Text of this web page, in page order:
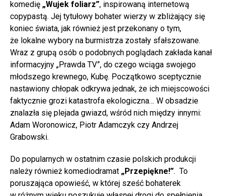
komedię „Wujek foliarz”, inspirowaną internetową
copypastą. Jej tytułowy bohater wierzy w zbliżający się
koniec świata, jak również jest przekonany o tym,
że lokalne wybory na burmistrza zostały sfałszowane.
Wraz z grupą osób o podobnych poglądach zakłada kanał
informacyjny „Prawda TV”, do czego wciąga swojego
młodszego krewnego, Kubę. Początkowo sceptycznie
nastawiony chłopak odkrywa jednak, że ich miejscowości
faktycznie grozi katastrofa ekologiczna… W obsadzie
znalazła się plejada gwiazd, wśród nich między innymi:
Adam Woronowicz, Piotr Adamczyk czy Andrzej
Grabowski.
Do popularnych w ostatnim czasie polskich produkcji
należy również komediodramat „Przepiękne!”. To
poruszająca opowieść, w której sześć bohaterek